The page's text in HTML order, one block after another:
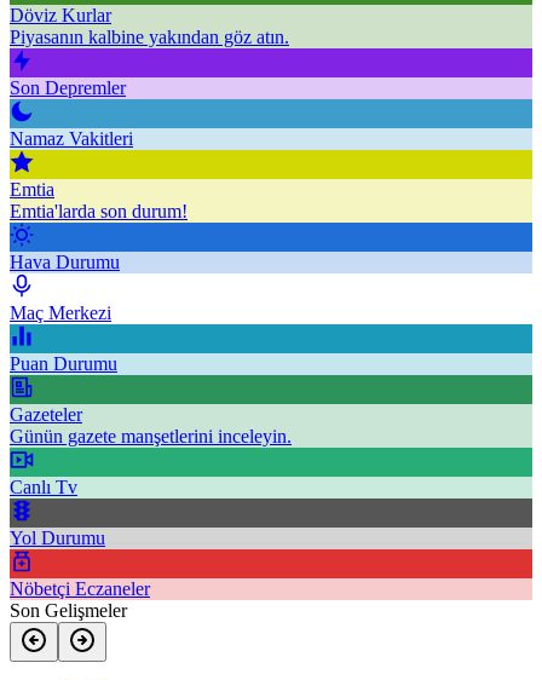
Döviz Kurlar
Piyasanın kalbine yakından göz atın.
Son Depremler
Namaz Vakitleri
Emtia
Emtia'larda son durum!
Hava Durumu
Maç Merkezi
Puan Durumu
Gazeteler
Günün gazete manşetlerini inceleyin.
Canlı Tv
Yol Durumu
Nöbetçi Eczaneler
Son Gelişmeler